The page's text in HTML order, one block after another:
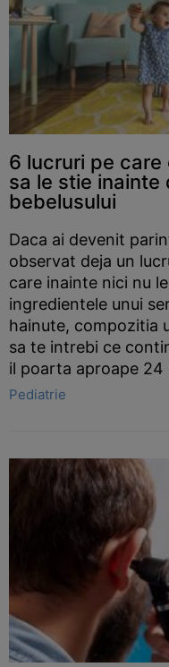
6 lucruri pe
sa le stie inainte
bebelusului
Daca ai devenit
observat deja un
care inainte nici nu
ingredientele unui
hainute, compozitia
sa te intrebi ce
il poarta aproape 24
Pediatrie